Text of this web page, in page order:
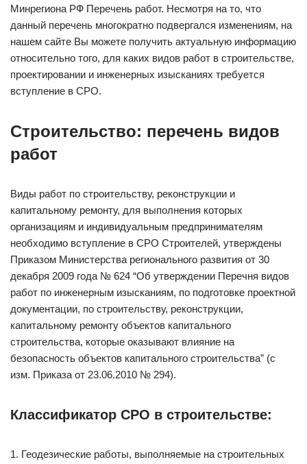
Минрегиона РФ Перечень работ. Несмотря на то, что
данный перечень многократно подвергался изменениям, на
нашем сайте Вы можете получить актуальную информацию
относительно того, для каких видов работ в строительстве,
проектировании и инженерных изысканиях требуется
вступление в СРО.
Строительство: перечень видов
работ
Виды работ по строительству, реконструкции и
капитальному ремонту, для выполнения которых
организациям и индивидуальным предпринимателям
необходимо вступление в СРО Строителей, утверждены
Приказом Министерства регионального развития от 30
декабря 2009 года № 624 “Об утверждении Перечня видов
работ по инженерным изысканиям, по подготовке проектной
документации, по строительству, реконструкции,
капитальному ремонту объектов капитального
строительства, которые оказывают влияние на
безопасность объектов капитального строительства” (с
изм. Приказа от 23.06.2010 № 294).
Классификатор СРО в строительстве:
1. Геодезические работы, выполняемые на строительных